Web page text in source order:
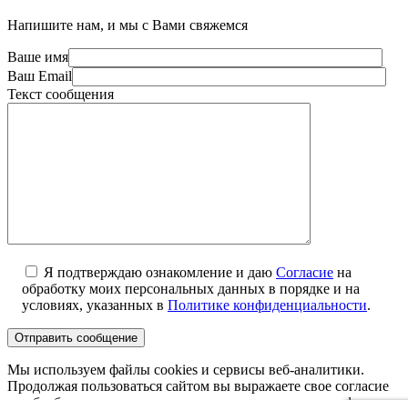
Напишите нам, и мы с Вами свяжемся
Ваше имя
Ваш Email
Текст сообщения
Я подтверждаю ознакомление и даю Согласие на
обработку моих персональных данных в порядке и на
условиях, указанных в Политике конфиденциальности.
Мы используем файлы cookies и сервисы веб-аналитики.
Продолжая пользоваться сайтом вы выражаете свое согласие